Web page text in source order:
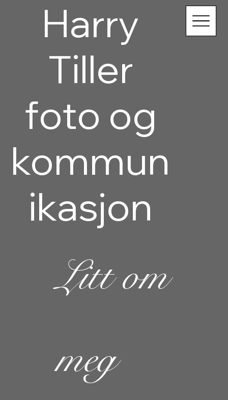
Harry
Tiller
foto og
kommun
ikasjon
Litt om
meg